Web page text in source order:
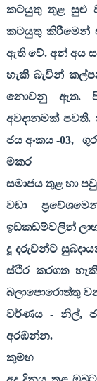
කටයුතු තුළ සුළු
කටයුතු කිරීමෙන්
ඇති වේ. අන් අය
හැකි බැවින්
නොවනු ඇත.
අවදානමක්
ජය අංකය -03,
මකර
සමාජය තුළ හා
වඩා
ඉඩකඩම්වලින්
දූ දරුවන්ට
ස්ථිර කරගත
බලාපොරොත්තු
වර්ණය - නිල්,
අරඹන්න.
කුම්භ